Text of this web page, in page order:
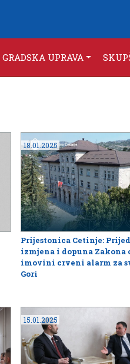
GRADSKA UPRAVA
18.01.2025
Prijestonica Cetinje:
izmjena i dopuna Zakona
imovini crveni alarm za
Gori
15.01.2025